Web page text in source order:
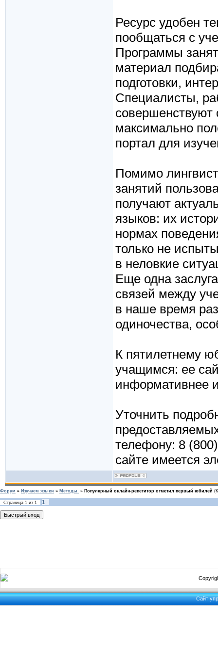
Ресурс удобен
пообщаться с
Программы
материал
подготовки,
Специалисты,
максимально
портал для
Помимо
занятий
получают
языков: их
нормах
только не
в неловкие
Еще одна
связей между
в наше время
одиночества,
К пятилетнему
учащимся: ее
информативнее
Уточнить
телефону: 8
сайте имеется
Форум » Изучаем языки » Методы. » Популярный онлайн-репетитор отметил первый юбилей
Страница 1 из 1 1
Сайт